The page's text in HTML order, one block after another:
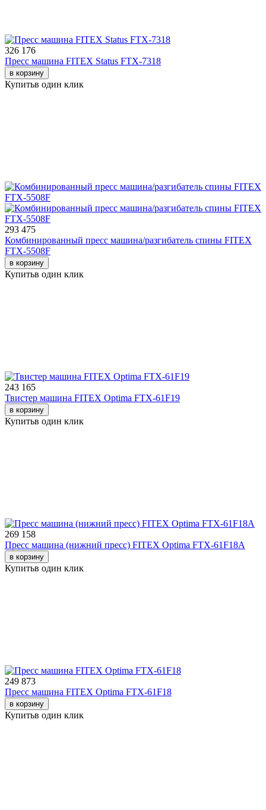
326 176
Пресс машина FITEX Status FTX-7318
в корзину
Купитьв один клик
293 475
Комбинированный пресс машина/разгибатель спины FITEX
FTX-5508F
в корзину
Купитьв один клик
243 165
Твистер машина FITEX Optima FTX-61F19
в корзину
Купитьв один клик
269 158
Пресс машина (нижний пресс) FITEX Optima FTX-61F18A
в корзину
Купитьв один клик
249 873
Пресс машина FITEX Optima FTX-61F18
в корзину
Купитьв один клик